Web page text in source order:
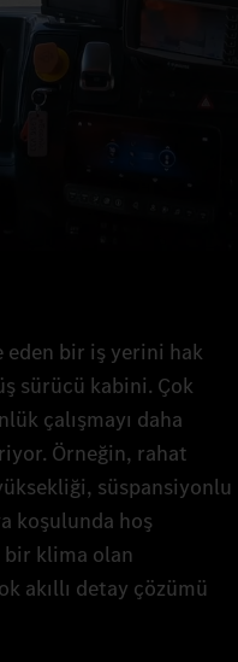
eden bir iş yerini hak
sürücü kabini. Çok
çalışmayı daha
Örneğin, rahat
süspansiyonlu
koşulunda hoş
bir klima olan
akıllı detay çözümü